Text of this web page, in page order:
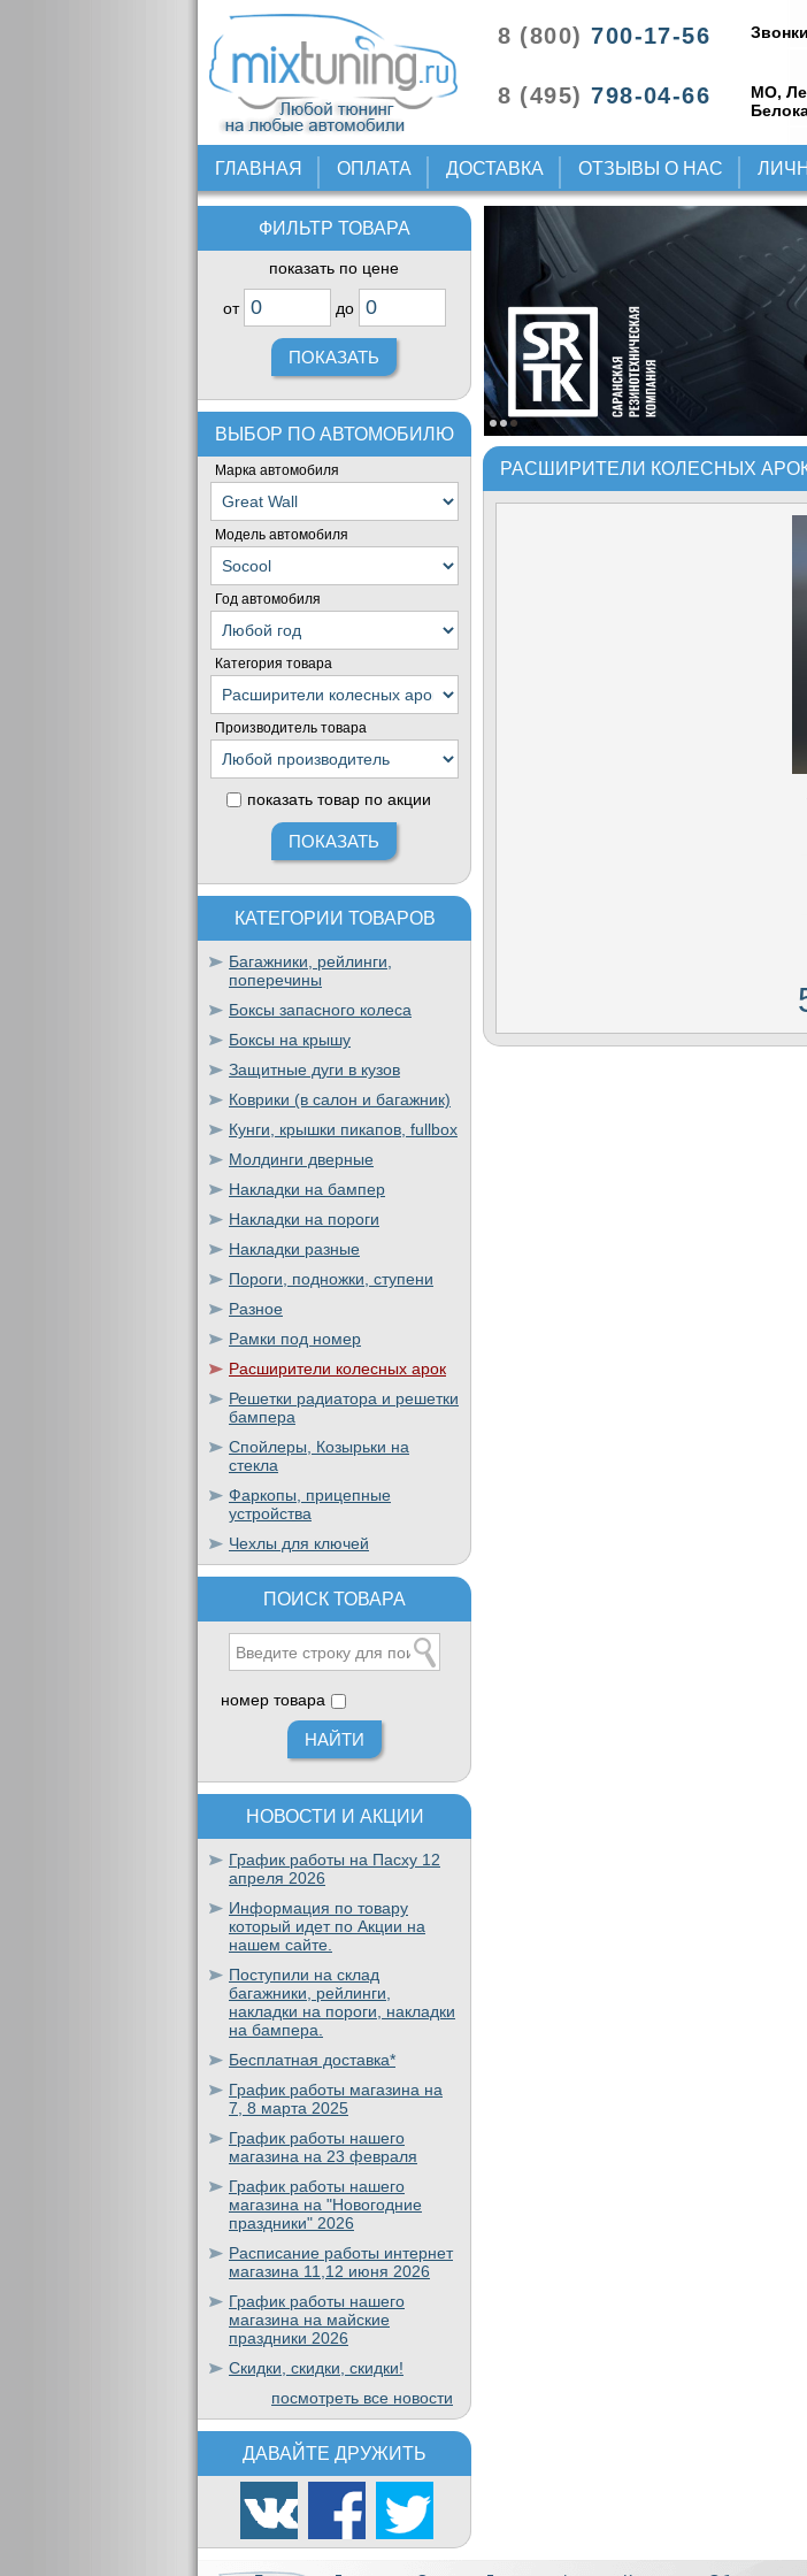
8 (800) 700-17-56
8 (495) 798-04-66
МО,
ГЛАВНАЯ ОПЛАТА ДОСТАВКА ОТЗЫВЫ О НАС
ФИЛЬТР ТОВАРА
показать по цене
от до
ВЫБОР ПО АВТОМОБИЛЮ
Марка автомобиля
Модель автомобиля
Год автомобиля
Категория товара
Производитель товара
показать товар по акции
КАТЕГОРИИ ТОВАРОВ
Багажники, рейлинги,
поперечины
Боксы запасного колеса
Боксы на крышу
Защитные дуги в кузов
Коврики (в салон и багажник)
Кунги, крышки пикапов, fullbox
Молдинги дверные
Накладки на бампер
Накладки на пороги
Накладки разные
Пороги, подножки, ступени
Разное
Рамки под номер
Расширители колесных арок
Решетки радиатора и решетки
бампера
Спойлеры, Козырьки на
стекла
Фаркопы, прицепные
устройства
Чехлы для ключей
ПОИСК ТОВАРА
номер товара
НОВОСТИ И АКЦИИ
График работы на Пасху 12
апреля 2026
Информация по товару
который идет по Акции на
нашем сайте.
Поступили на склад
багажники, рейлинги,
накладки на пороги, накладки
на бампера.
Бесплатная доставка*
График работы магазина на
7, 8 марта 2025
График работы нашего
магазина на 23 февраля
График работы нашего
магазина на "Новогодние
праздники" 2026
Расписание работы интернет
магазина 11,12 июня 2026
График работы нашего
магазина на майские
праздники 2026
Скидки, скидки, скидки!
посмотреть все новости
ДАВАЙТЕ ДРУЖИТЬ
РАСШИРИТЕЛИ КОЛЕСНЫХ АРОК